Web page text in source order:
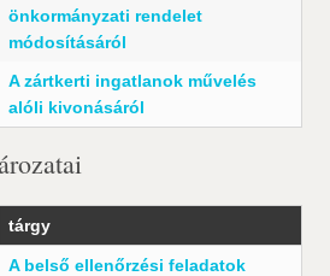
önkormányzati rendelet
módosításáról
A zártkerti ingatlanok művelés
alóli kivonásáról
tárgy
A belső ellenőrzési feladatok